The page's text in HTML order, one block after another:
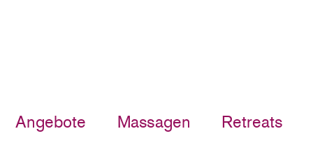
Angebote Massagen Retreats